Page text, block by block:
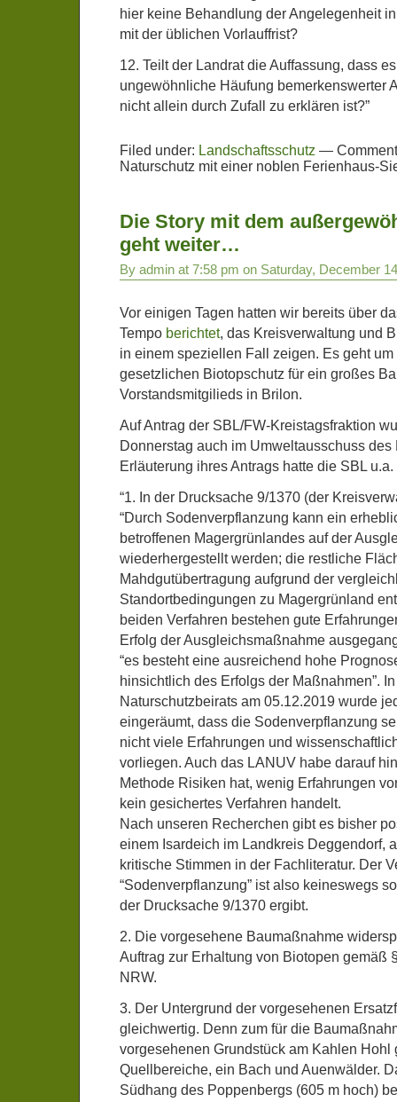
hier keine Behandlung der Angelegenheit
mit der üblichen Vorlauffrist?
12. Teilt der Landrat die Auffassung, dass
ungewöhnliche Häufung bemerkenswerter
nicht allein durch Zufall zu erklären ist?”
Filed under: Landschaftsschutz —
Naturschutz mit einer noblen Ferienhaus-
Die Story mit dem
geht weiter…
By admin at 7:58 pm on Saturday, December
Vor einigen Tagen hatten wir bereits über
Tempo berichtet, das Kreisverwaltung und
in einem speziellen Fall zeigen. Es geht
gesetzlichen Biotopschutz für ein großes
Vorstandsmitgilieds in Brilon.
Auf Antrag der SBL/FW-Kreistagsfraktion
Donnerstag auch im Umweltausschuss
Erläuterung ihres Antrags hatte die SBL
“1. In der Drucksache 9/1370 (der
“Durch Sodenverpflanzung kann ein
betroffenen Magergrünlandes auf der
wiederhergestellt werden; die restliche
Mahdgutübertragung aufgrund der
Standortbedingungen zu Magergrünland
beiden Verfahren bestehen gute
Erfolg der Ausgleichsmaßnahme
“es besteht eine ausreichend hohe
hinsichtlich des Erfolgs der Maßnahmen”.
Naturschutzbeirats am 05.12.2019 wurde
eingeräumt, dass die Sodenverpflanzung
nicht viele Erfahrungen und
vorliegen. Auch das LANUV habe darauf
Methode Risiken hat, wenig Erfahrungen
kein gesichertes Verfahren handelt.
Nach unseren Recherchen gibt es bisher
einem Isardeich im Landkreis Deggendorf,
kritische Stimmen in der Fachliteratur. Der
“Sodenverpflanzung” ist also keineswegs
der Drucksache 9/1370 ergibt.
2. Die vorgesehene Baumaßnahme
Auftrag zur Erhaltung von Biotopen gemäß
NRW.
3. Der Untergrund der vorgesehenen
gleichwertig. Denn zum für die
vorgesehenen Grundstück am Kahlen Hohl
Quellbereiche, ein Bach und Auenwälder.
Südhang des Poppenbergs (605 m hoch)